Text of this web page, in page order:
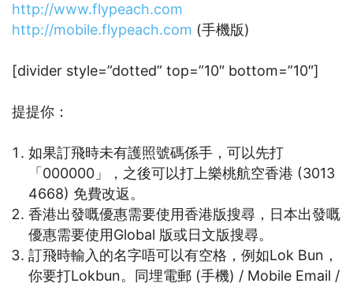
http://www.flypeach.com
http://mobile.flypeach.com (手機版)
[divider style=”dotted” top=”10″ bottom=”10″]
提提你：
如果訂飛時未有護照號碼係手，可以先打
「000000」，之後可以打上樂桃航空香港 (3013
4668) 免費改返。
香港出發嘅優惠需要使用香港版搜尋，日本出發嘅
優惠需要使用Global 版或日文版搜尋。
訂飛時輸入的名字唔可以有空格，例如Lok Bun，
你要打Lokbun。同埋電郵 (手機) / Mobile Email /